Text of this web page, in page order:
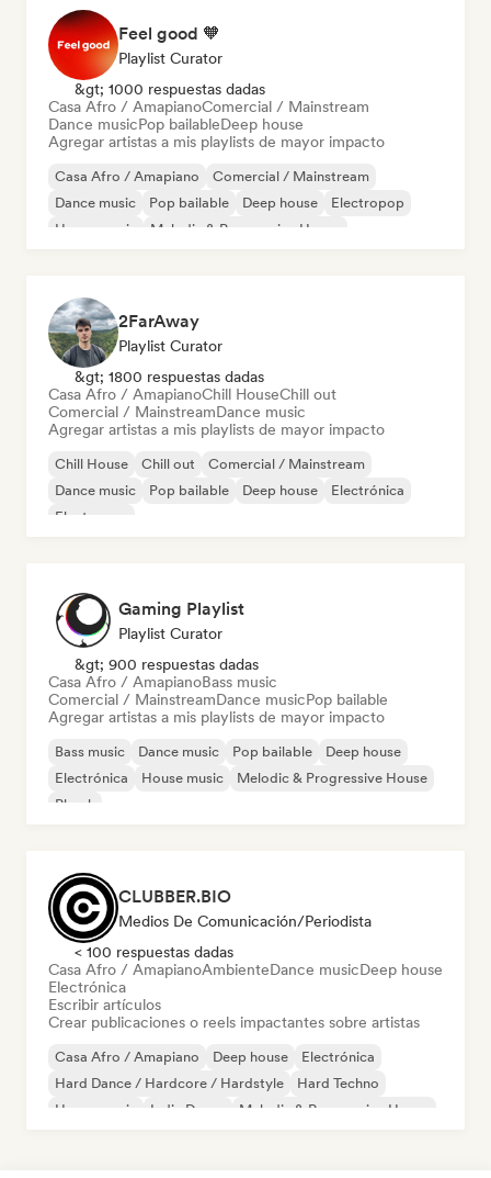
Feel good 🧡
Playlist Curator
&gt; 1000 respuestas dadas
Casa Afro / AmapianoComercial / Mainstream
Dance musicPop bailableDeep house
Agregar artistas a mis playlists de mayor impacto
Casa Afro / Amapiano
Comercial / Mainstream
Dance music
Pop bailable Deep house
Electropop
House music
Melodic & Progressive House
2FarAway
Playlist Curator
&gt; 1800 respuestas dadas
Casa Afro / AmapianoChill HouseChill out
Comercial / MainstreamDance music
Agregar artistas a mis playlists de mayor impacto
Chill House Chill out
Comercial / Mainstream
Dance music
Pop bailable Deep house
Electrónica
Electropop
Gaming Playlist
Playlist Curator
&gt; 900 respuestas dadas
Casa Afro / AmapianoBass music
Comercial / MainstreamDance musicPop bailable
Agregar artistas a mis playlists de mayor impacto
Bass music Dance music Pop bailable
Deep house
Electrónica
House music
Melodic & Progressive House
Phonk
CLUBBER.BIO
Medios De Comunicación/Periodista
< 100 respuestas dadas
Casa Afro / AmapianoAmbienteDance musicDeep house
Electrónica
Escribir artículos
Crear publicaciones o reels impactantes sobre artistas
Casa Afro / Amapiano Deep house
Electrónica
Hard Dance / Hardcore / Hardstyle
Hard Techno
House music
Indie Dance Melodic & Progressive House